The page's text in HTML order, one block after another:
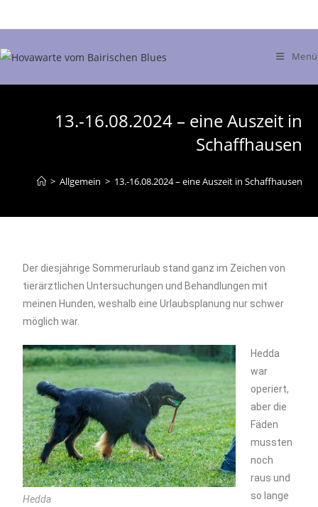
Menü
13.-16.08.2024 – eine Auszeit in
Schaffhausen
> Allgemein > 13.-16.08.2024 – eine Auszeit in Schaffhausen
Der diesjährige Sommerurlaub stand ganz im Zeichen von
tierärztlichen Untersuchungen und Behandlungen mit
meinen Hunden, weshalb eine Urlaubsplanung nur schwer
möglich war.
Hedda
Hedda
war
operiert,
aber die
Fäden
mussten
noch
raus und
so lange